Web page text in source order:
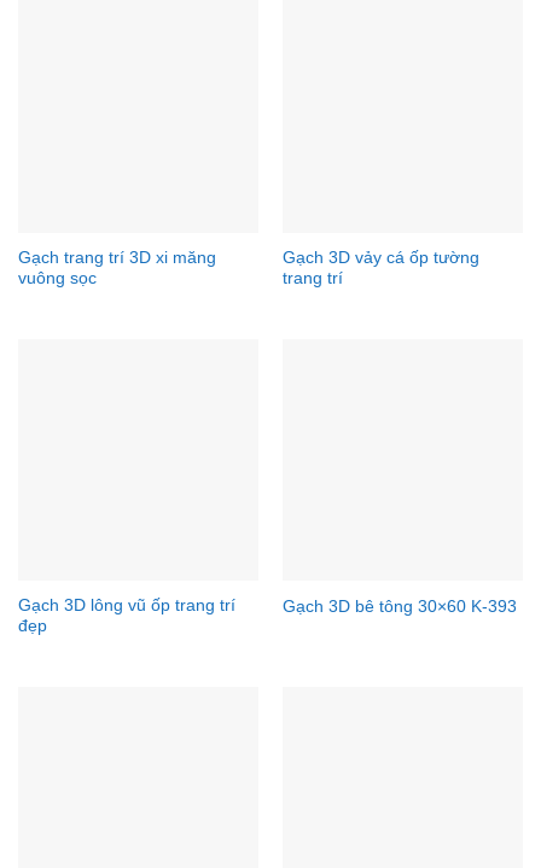
Gạch trang trí 3D xi măng
vuông sọc
Gạch 3D vảy cá ốp tường
trang trí
Gạch 3D lông vũ ốp trang trí
đẹp
Gạch 3D bê tông 30×60 K-393